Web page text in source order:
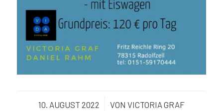
10. AUGUST 2022
/ VON VICTORIA GRAF